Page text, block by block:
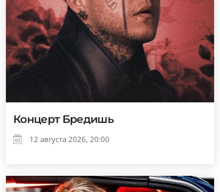
Концерт Бредишь
12 августа 2026, 20:00